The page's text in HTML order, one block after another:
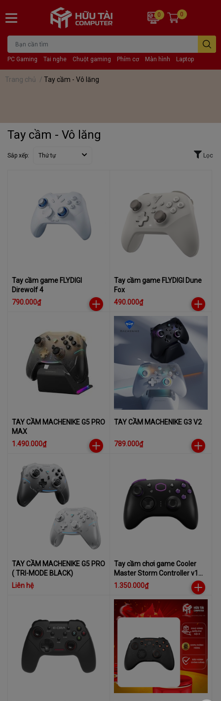
PC Gaming Tai nghe Chuột gaming Phím cơ Màn hình Laptop
0 0
Trang chủ / Tay cầm - Vô lăng
Tay cầm - Vô lăng
Sắp xếp: Thứ tự Lọc
Tay cầm game FLYDIGI
Direwolf 4
790.000₫
Tay cầm game FLYDIGI Dune
Fox
490.000₫
TAY CẦM MACHENIKE G5 PRO
MAX
1.490.000₫
TAY CẦM MACHENIKE G3 V2
789.000₫
TAY CẦM MACHENIKE G5 PRO
( TRI-MODE BLACK)
Liên hệ
Tay cầm chơi game Cooler
Master Storm Controller v1
(Xbox layout) (CMI- GSCX-
1.350.000₫